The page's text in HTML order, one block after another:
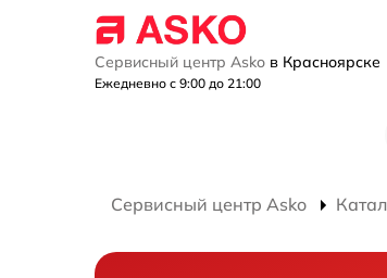
Сервисный центр Asko в Красноярске
Ежедневно с 9:00 до 21:00
Сервисный центр Asko